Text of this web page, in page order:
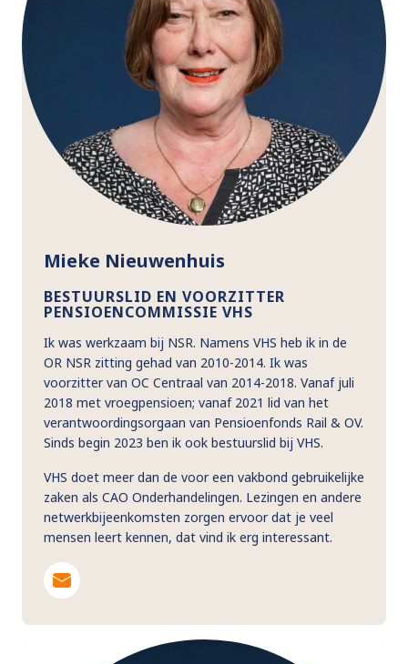
Mieke Nieuwenhuis
BESTUURSLID EN VOORZITTER
PENSIOENCOMMISSIE VHS
Ik was werkzaam bij NSR. Namens VHS heb ik in de
OR NSR zitting gehad van 2010-2014. Ik was
voorzitter van OC Centraal van 2014-2018. Vanaf juli
2018 met vroegpensioen; vanaf 2021 lid van het
verantwoordingsorgaan van Pensioenfonds Rail & OV.
Sinds begin 2023 ben ik ook bestuurslid bij VHS.
VHS doet meer dan de voor een vakbond gebruikelijke
zaken als CAO Onderhandelingen. Lezingen en andere
netwerkbijeenkomsten zorgen ervoor dat je veel
mensen leert kennen, dat vind ik erg interessant.